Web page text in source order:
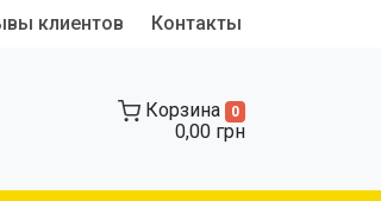
клиентов Контакты
Корзина 0
0,00 грн